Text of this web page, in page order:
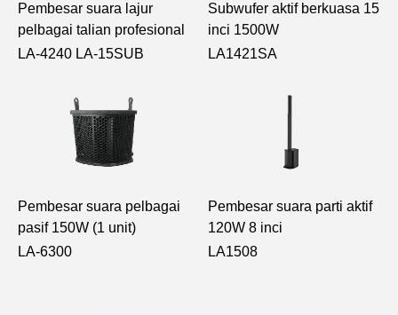
Pembesar suara lajur
pelbagai talian profesional
LA-4240 LA-15SUB
Subwufer aktif berkuasa 15
inci 1500W
LA1421SA
Pembesar suara pelbagai
pasif 150W (1 unit)
LA-6300
Pembesar suara parti aktif
120W 8 inci
LA1508